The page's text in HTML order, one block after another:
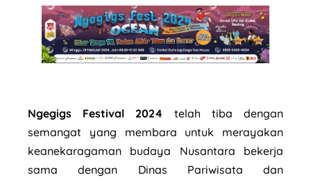
Ngegigs Festival 2024 telah tiba dengan
semangat yang membara untuk merayakan
keanekaragaman budaya Nusantara bekerja
sama dengan Dinas Pariwisata dan